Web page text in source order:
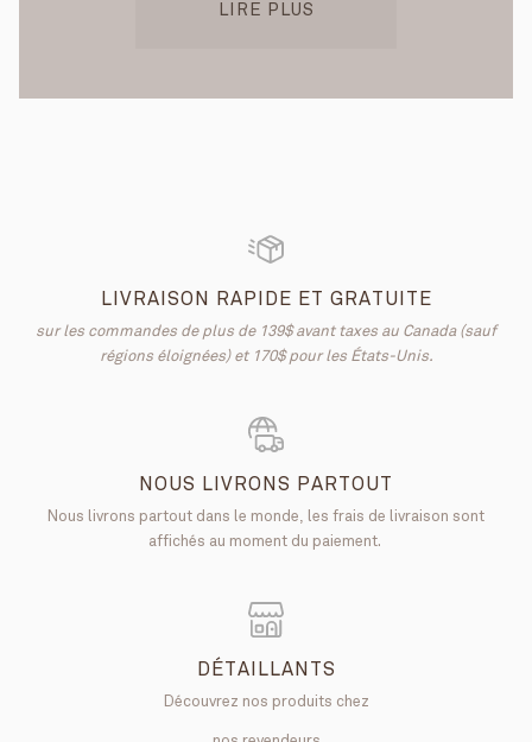
LIRE PLUS
LIVRAISON RAPIDE ET GRATUITE
sur les commandes de plus de 139$ avant taxes au Canada (sauf
régions éloignées) et 170$ pour les États-Unis.
NOUS LIVRONS PARTOUT
Nous livrons partout dans le monde, les frais de livraison sont
affichés au moment du paiement.
DÉTAILLANTS
Découvrez nos produits chez